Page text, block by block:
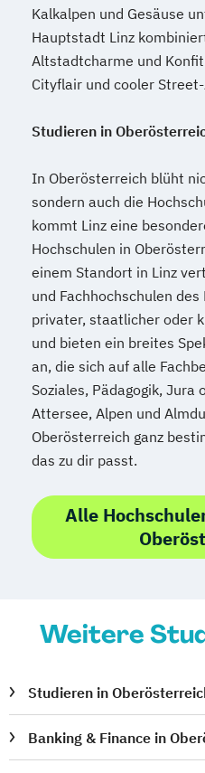
Kalkalpen und Gesäuse
Hauptstadt Linz
Altstadtcharme und
Cityflair und cooler
Studieren in
In Oberösterreich blüht
sondern auch die
kommt Linz eine
Hochschulen in
einem Standort in Linz
und Fachhochschulen
privater, staatlicher oder
und bieten ein breites
an, die sich auf alle
Soziales, Pädagogik, Jura
Attersee, Alpen und
Oberösterreich ganz
das zu dir passt.
Alle
Weitere
Studieren in
Banking & Finance in